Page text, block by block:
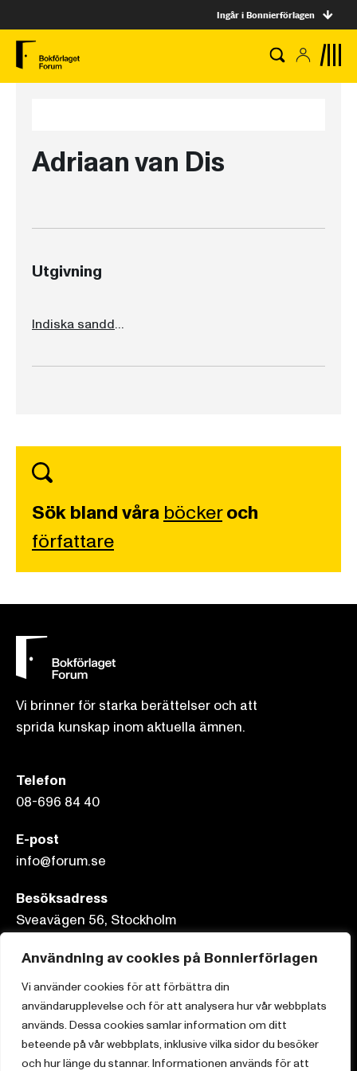
Användning av cookies på Bonnierförlagen
Vi använder cookies för att förbättra din
användarupplevelse och för att analysera hur vår webbplats
används. Dessa cookies samlar information om ditt
beteende på vår webbplats, inklusive vilka sidor du besöker
och hur länge du stannar. Informationen används för att
Ingår i Bonnierförlagen
Adriaan van Dis
Utgivning
Indiska sanddyner
Sök bland våra böckeroch
författare
Vi brinner för starka berättelser och att
sprida kunskap inom aktuella ämnen.
Telefon
08-696 84 40
E-post
info@forum.se
Besöksadress
Sveavägen 56, Stockholm
Postadress
Box 3159, 103 63 Stockholm
Om Bonnierförlagen